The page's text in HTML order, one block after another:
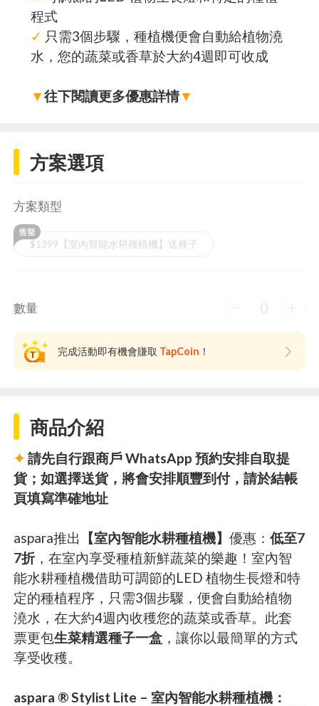
程式
✓ 只需3個步驟，種植機便會自動給植物澆
水，您的蔬菜或香草於大約4週即可收成
▼往下閱讀更多優惠詳情▼
方案選項
方案類型
$1399【室內智能水耕種植機】送種子
數量 0
完成活動即有機會賺取 TapCoin ！
商品介紹
✦ 請先自行跟商戶 WhatsApp 預約安排自取提
貨；如選擇送貨，將會安排順豐到付，請於結帳
頁填寫準確地址
aspara推出 【室內智能水耕種植機】優惠：低至7
7折，在室內享受種植新鮮蔬菜的樂趣！室內智
能水耕種植機借助可調節的LED 植物生長燈和特
定的種植程序，只需3個步驟，便會自動給植物
澆水，在大約4週內收穫您的蔬菜或香草。此套
票更包生菜精選種子一盒 ，讓你以最簡單的方式
享受收穫。
aspara ® Stylist Lite – 室內智能水耕種植機：